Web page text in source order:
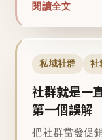
閱讀全文
私域社群 社
社群就是一
第一個誤解
把社群當發促